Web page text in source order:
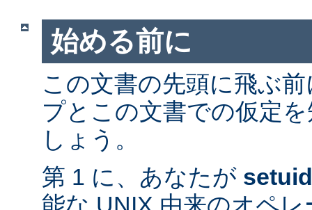
始める前に
この文書の先頭に飛ぶ
プとこの文書での仮定
しょう。
第 1 に、あなたが setuid
能な UNIX 由来のオペ